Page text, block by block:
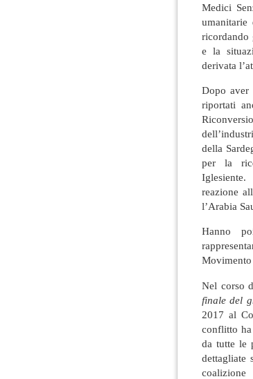
Medici
ricordando
e la
derivata
Dopo aver
riportati
della
per la
reazione
l’Arabia
Hanno
Nel corso
finale del
2017 al
conflitto
da tutte le
dettagliate